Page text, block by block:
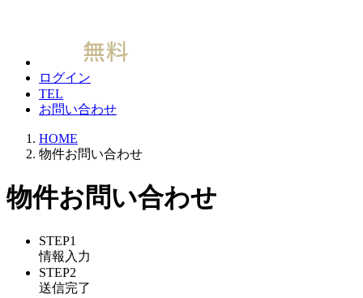
ログイン
TEL
お問い合わせ
HOME
物件お問い合わせ
物件お問い合わせ
STEP1
情報入力
STEP2
送信完了